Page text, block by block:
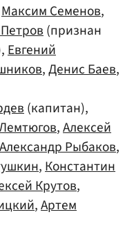
Максим Семенов,
(признан
Евгений
,Денис Баев,
(капитан),
,Алексей
Александр Рыбаков,
,Константин
Крутов,
,Артем